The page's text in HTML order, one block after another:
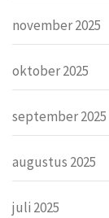
november 2025
oktober 2025
september 2025
augustus 2025
juli 2025